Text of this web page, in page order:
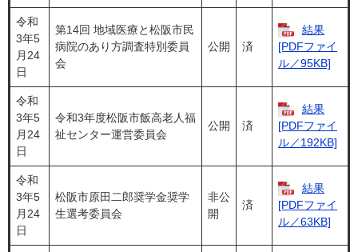
令和
3年5
月24
日
第14回 地域医療と松阪市民
病院のあり方調査特別委員
会
公開 済
結果
[PDFファイ
ル／95KB]
令和
3年5
月24
日
令和3年度松阪市飯高老人福
祉センター運営委員会
公開 済
結果
[PDFファイ
ル／192KB]
令和
3年5
月24
日
松阪市原田二郎奨学金奨学
生選考委員会
非公
開
済
結果
[PDFファイ
ル／63KB]